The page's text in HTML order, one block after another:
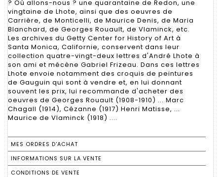
? Où allons-nous ? une quarantaine de Redon, une
vingtaine de Lhote, ainsi que des oeuvres de
Carrière, de Monticelli, de Maurice Denis, de Maria
Blanchard, de Georges Rouault, de Vlaminck, etc.
Les archives du Getty Center for History of Art à
Santa Monica, Californie, conservent dans leur
collection quatre-vingt-deux lettres d'André Lhote à
son ami et mécène Gabriel Frizeau. Dans ces lettres
Lhote envoie notamment des croquis de peintures
de Gauguin qui sont à vendre et, en lui donnant
souvent les prix, lui recommande d'acheter des
oeuvres de Georges Rouault (1908-1910) ... Marc
Chagall (1914), Cézanne (1917) Henri Matisse, ...
Maurice de Vlaminck (1918) ....
MES ORDRES D'ACHAT
INFORMATIONS SUR LA VENTE
CONDITIONS DE VENTE